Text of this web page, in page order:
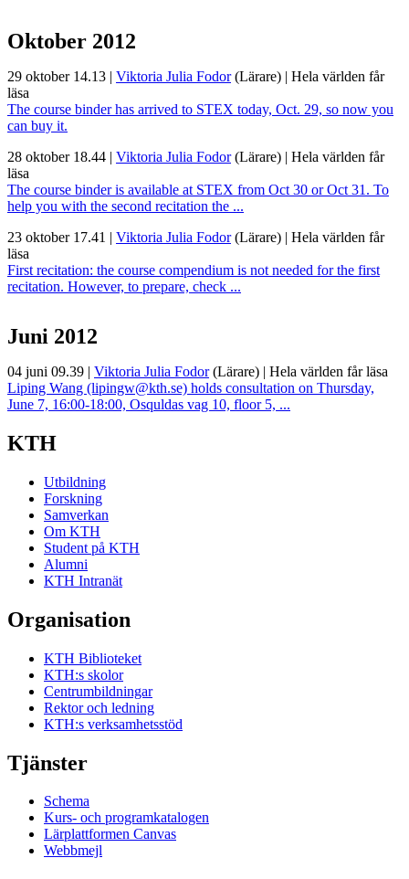
Oktober 2012
29 oktober 14.13 | Viktoria Julia Fodor(Lärare) | Hela världen får
läsa
The course binder has arrived to STEX today, Oct. 29, so now you
can buy it.
28 oktober 18.44 | Viktoria Julia Fodor(Lärare) | Hela världen får
läsa
The course binder is available at STEX from Oct 30 or Oct 31. To
help you with the second recitation the ...
23 oktober 17.41 | Viktoria Julia Fodor(Lärare) | Hela världen får
läsa
First recitation: the course compendium is not needed for the first
recitation. However, to prepare, check ...
Juni 2012
04 juni 09.39 | Viktoria Julia Fodor(Lärare) | Hela världen får läsa
Liping Wang (lipingw@kth.se) holds consultation on Thursday,
June 7, 16:00-18:00, Osquldas vag 10, floor 5, ...
KTH
Utbildning
Forskning
Samverkan
Om KTH
Student på KTH
Alumni
KTH Intranät
Organisation
KTH Biblioteket
KTH:s skolor
Centrumbildningar
Rektor och ledning
KTH:s verksamhetsstöd
Tjänster
Schema
Kurs- och programkatalogen
Lärplattformen Canvas
Webbmejl